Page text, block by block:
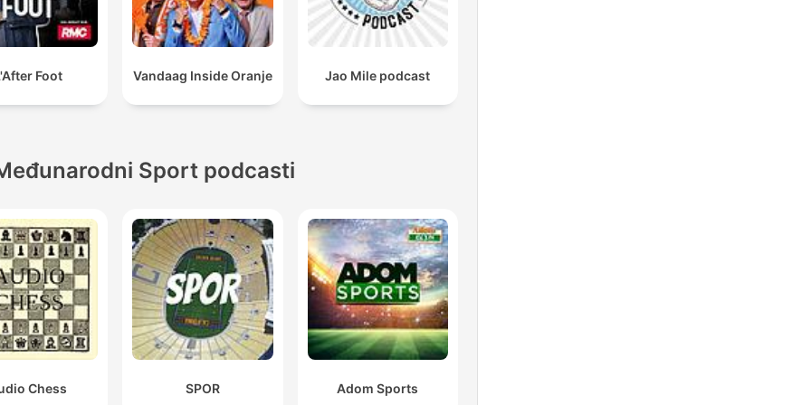
Foot Vandaag Inside Oranje Jao Mile podcast
Sport podcasti
Chess SPOR Adom Sports